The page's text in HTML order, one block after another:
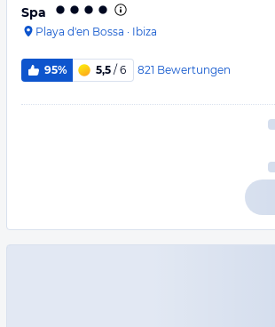
Spa
Playa d'en Bossa · Ibiza
95% 5,5 / 6 821 Bewertungen